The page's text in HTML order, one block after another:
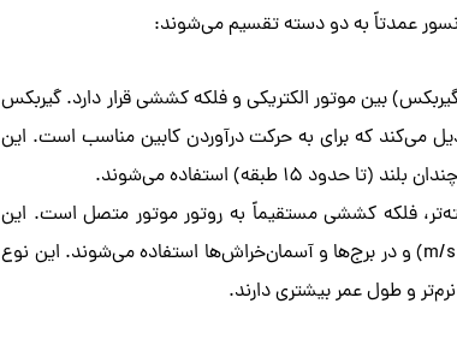
عمدتاً به دو دسته تقسیم می‌شوند:
بین موتور الکتریکی و فلکه کششی قرار دارد. گیربکس
می‌کند که برای به حرکت درآوردن کابین مناسب است. این
طبقه) استفاده می‌شوند.
فلکه کششی مستقیماً به روتور موتور متصل است. این
m/s
) و در برج‌ها و آسمان‌خراش‌ها استفاده می‌شوند. این نوع
و طول عمر بیشتری دارند.